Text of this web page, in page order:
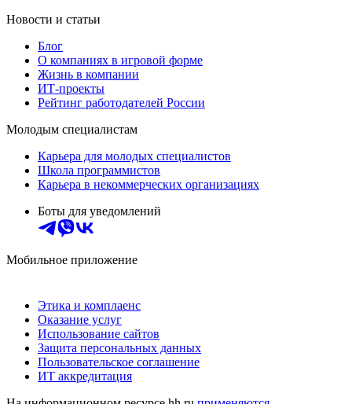
Новости и статьи
Блог
О компаниях в игровой форме
Жизнь в компании
ИТ-проекты
Рейтинг работодателей России
Молодым специалистам
Карьера для молодых специалистов
Школа программистов
Карьера в некоммерческих организациях
Боты для уведомлений
Мобильное приложение
Этика и комплаенс
Оказание услуг
Использование сайтов
Защита персональных данных
Пользовательское соглашение
ИТ аккредитация